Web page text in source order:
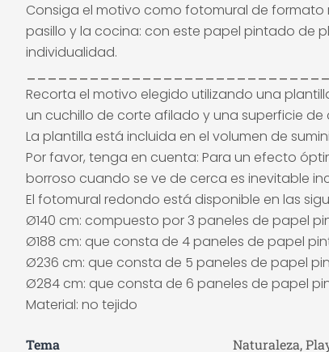
Consiga el motivo como fotomural de formato
pasillo y la cocina: con este papel pintado de
individualidad.
Recorta el motivo elegido utilizando una
un cuchillo de corte afilado y una superficie
La plantilla está incluida en el volumen de
Por favor, tenga en cuenta: Para un efecto
borroso cuando se ve de cerca es inevitable
El fotomural redondo está disponible en las
Ø140 cm: compuesto por 3 paneles de papel
Ø188 cm: que consta de 4 paneles de papel
Ø236 cm: que consta de 5 paneles de papel
Ø284 cm: que consta de 6 paneles de papel
Material: no tejido
Tema Naturaleza,